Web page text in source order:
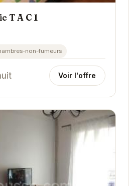
T A C 1
non-fumeurs
Voir l'offre